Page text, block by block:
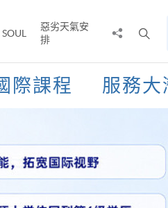
SOUL
惡劣天氣安
排
搜
尋
介
面
際課程 服務大